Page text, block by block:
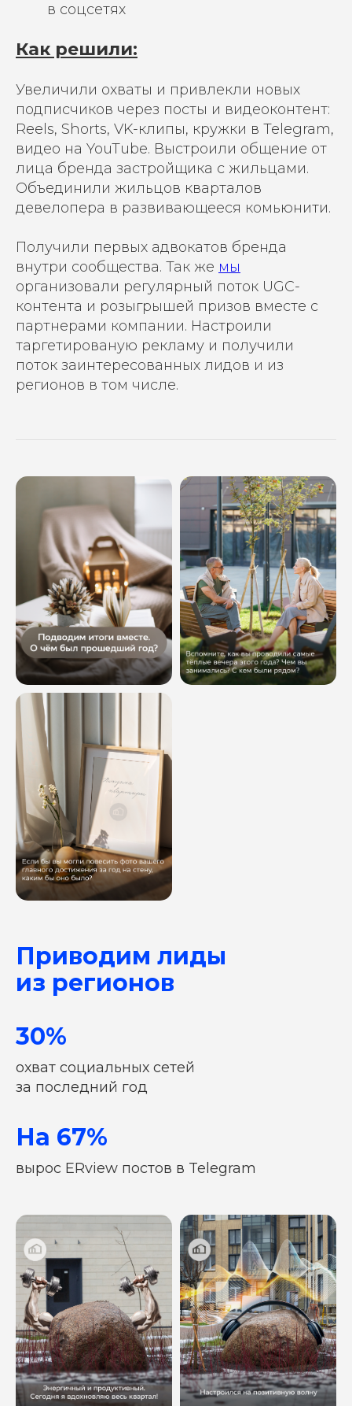
в соцсетях
Как решили:
Увеличили охваты и привлекли новых
подписчиков через посты и видеоконтент:
Reels, Shorts, VK-клипы, кружки в Telegram,
видео на YouTube. Выстроили общение от
лица бренда застройщика с жильцами.
Объединили жильцов кварталов
девелопера в развивающееся комьюнити.
Получили первых адвокатов бренда
внутри сообщества. Так же мы
организовали регулярный поток UGC-
контента и розыгрышей призов вместе с
партнерами компании. Настроили
таргетированую рекламу и получили
поток заинтересованных лидов и из
регионов в том числе.
Приводим лиды
из регионов
30%
охват социальных сетей
за последний год
На 67%
вырос ERview постов в Telegram